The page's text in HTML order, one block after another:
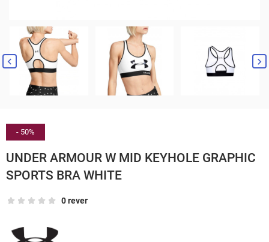
 
- 50%
UNDER ARMOUR W MID KEYHOLE GRAPHIC
SPORTS BRA WHITE
0 rever